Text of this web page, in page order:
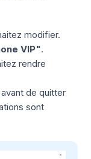
modifier.
VIP".
rendre
avant de quitter
sont